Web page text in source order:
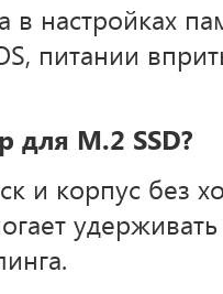
настройках
питании
для M.2 SSD?
и корпус без